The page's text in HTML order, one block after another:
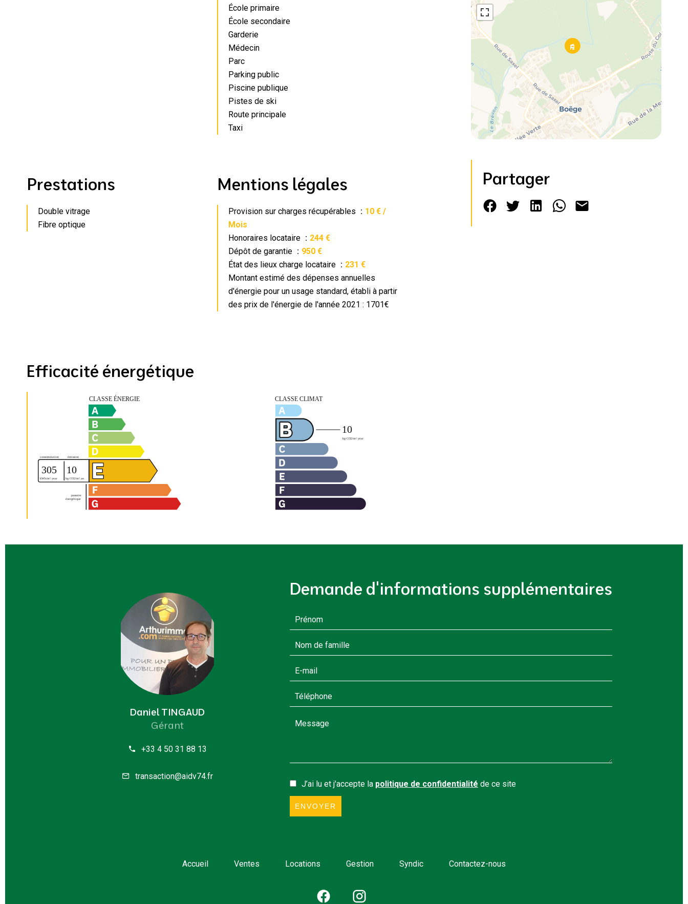
École primaire
École secondaire
Garderie
Médecin
Parc
Parking public
Piscine publique
Pistes de ski
Route principale
Taxi
Prestations
Double vitrage
Fibre optique
Mentions légales
Provision sur charges récupérables
10 € /
Mois
Honoraires locataire
244 €
Dépôt de garantie
950 €
État des lieux charge locataire
231 €
Montant estimé des dépenses annuelles
d'énergie pour un usage standard, établi à partir
des prix de l'énergie de l'année 2021 : 1701€
Efficacité énergétique
Partager
Daniel TINGAUD
Gérant
+33 4 50 31 88 13
transaction@aidv74.fr
Demande d'informations supplémentaires
J’ai lu et j'accepte la politique de confidentialité de ce site
ENVOYER
Accueil Ventes Locations Gestion Syndic Contactez-nous